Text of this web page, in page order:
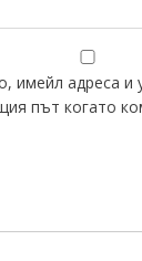
имейл адреса и
път когато